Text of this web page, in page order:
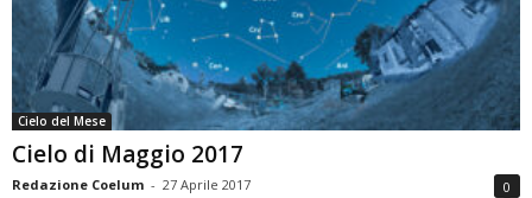
Cielo del Mese
Cielo di Maggio 2017
Redazione Coelum - 27 Aprile 2017 0